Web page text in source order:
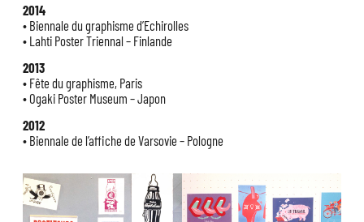
2014
• Biennale du graphisme d’Echirolles
• Lahti Poster Triennal – Finlande
2013
• Fête du graphisme, Paris
• Ogaki Poster Museum – Japon
2012
• Biennale de l’affiche de Varsovie – Pologne